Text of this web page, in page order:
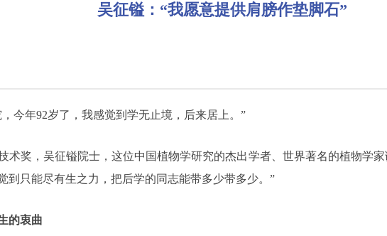
吴征镒：“我愿意提供肩膀作垫脚石”
今年92岁了，我感觉到学无止境，后来居上。”
术奖，吴征镒院士，这位中国植物学研究的杰出学者、世界著名的植物学
到只能尽有生之力，把后学的同志能带多少带多少。”
的衷曲